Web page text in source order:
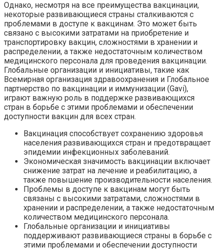
Однако, несмотря на все преимущества вакцинации,
некоторые развивающиеся страны сталкиваются с
проблемами в доступе к вакцинам. Это может быть
связано с высокими затратами на приобретение и
транспортировку вакцин, сложностями в хранении и
распределении, а также недостаточным количеством
медицинского персонала для проведения вакцинации.
Глобальные организации и инициативы, такие как
Всемирная организация здравоохранения и Глобальное
партнерство по вакцинации и иммунизации (Gavi),
играют важную роль в поддержке развивающихся
стран в борьбе с этими проблемами и обеспечении
доступности вакцин для всех стран.
Вакцинация способствует сохранению здоровья
населения развивающихся стран и предотвращает
эпидемии инфекционных заболеваний.
Экономическая значимость вакцинации включает
снижение затрат на лечение и реабилитацию, а
также повышение производительности населения.
Проблемы в доступе к вакцинам могут быть
связаны с высокими затратами, сложностями в
хранении и распределении, а также недостаточным
количеством медицинского персонала.
Глобальные организации и инициативы
поддерживают развивающиеся страны в борьбе с
этими проблемами и обеспечении доступности